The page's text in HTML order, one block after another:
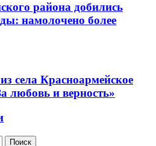
района добились
намолочено более
села Красноармейское
любовь и верность»